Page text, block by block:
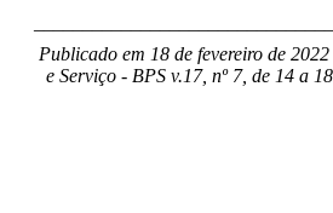
Publicado em 18 de fevereiro de
e Serviço - BPS v.17, nº 7, de 14 a